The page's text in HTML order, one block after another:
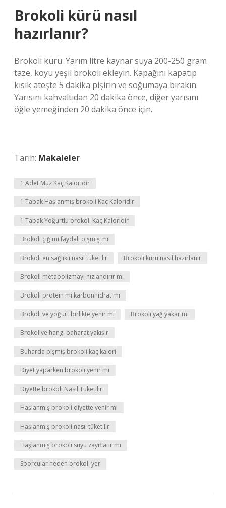
Brokoli kürü nasıl
hazırlanır?
Brokoli kürü: Yarım litre kaynar suya 200-250 gram
taze, koyu yeşil brokoli ekleyin. Kapağını kapatıp
kısık ateşte 5 dakika pişirin ve soğumaya bırakın.
Yarısını kahvaltıdan 20 dakika önce, diğer yarısını
öğle yemeğinden 20 dakika önce için.
Tarih: Makaleler
1 Adet Muz Kaç Kaloridir
1 Tabak Haşlanmış brokoli Kaç Kaloridir
1 Tabak Yoğurtlu brokoli Kaç Kaloridir
Brokoli çiğ mi faydalı pişmiş mi
Brokoli en sağlıklı nasıl tüketilir Brokoli kürü nasıl hazırlanır
Brokoli metabolizmayı hızlandırır mı
Brokoli protein mi karbonhidrat mı
Brokoli ve yoğurt birlikte yenir mi Brokoli yağ yakar mı
Brokoliye hangi baharat yakışır
Buharda pişmiş brokoli kaç kalori
Diyet yaparken brokoli yenir mi
Diyette brokoli Nasıl Tüketilir
Haşlanmış brokoli diyette yenir mi
Haşlanmış brokoli nasıl tüketilir
Haşlanmış brokoli suyu zayıflatır mı
Sporcular neden brokoli yer